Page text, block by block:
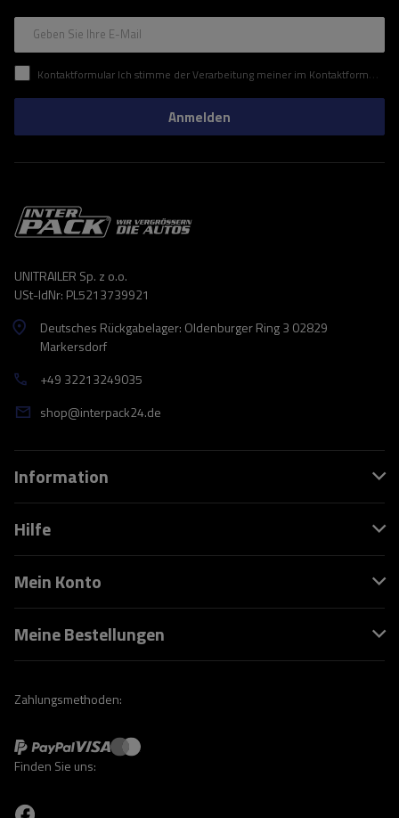
Geben Sie Ihre E-Mail
Kontaktformular Ich stimme der Verarbeitung meiner im Kontaktformular enthaltenen personenbezogenen Daten gemäß der Verordnung (EU) des Europäischen Parlaments und des Rates zu.
Anmelden
UNITRAILER Sp. z o.o.
USt-IdNr: PL5213739921
Deutsches Rückgabelager: Oldenburger Ring 3 02829
Markersdorf
+49 32213249035
shop@interpack24.de
Information
Hilfe
Mein Konto
Meine Bestellungen
Zahlungsmethoden:
Finden Sie uns: